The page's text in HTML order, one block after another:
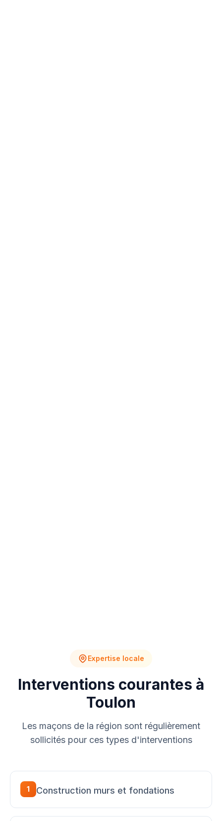
Expertise locale
Interventions courantes à
Toulon
Les maçons de la région sont régulièrement
sollicités pour ces types d'interventions
1 Construction murs et fondations